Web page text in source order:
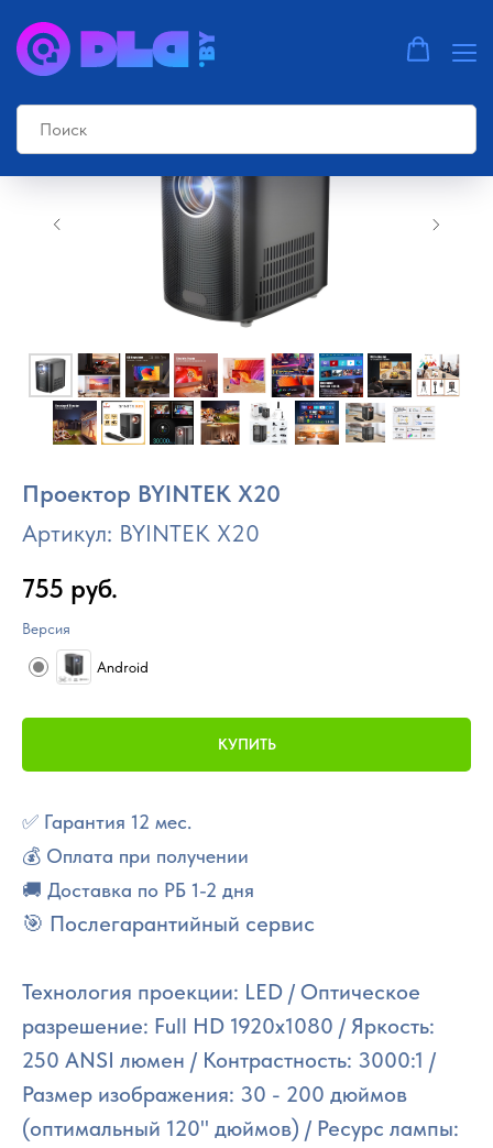
Проектор BYINTEK X20
Артикул: BYINTEK X20
755 руб.
Версия
Android
КУПИТЬ
✅ Гарантия 12 мес.
💰 Оплата при получении
🚚 Доставка по РБ 1-2 дня
🎯 Послегарантийный сервис
Технология проекции: LED / Оптическое
разрешение: Full HD 1920x1080 / Яркость:
250 ANSI люмен / Контрастность: 3000:1 /
Размер изображения: 30 - 200 дюймов
(оптимальный 120" дюймов) / Ресурс лампы: